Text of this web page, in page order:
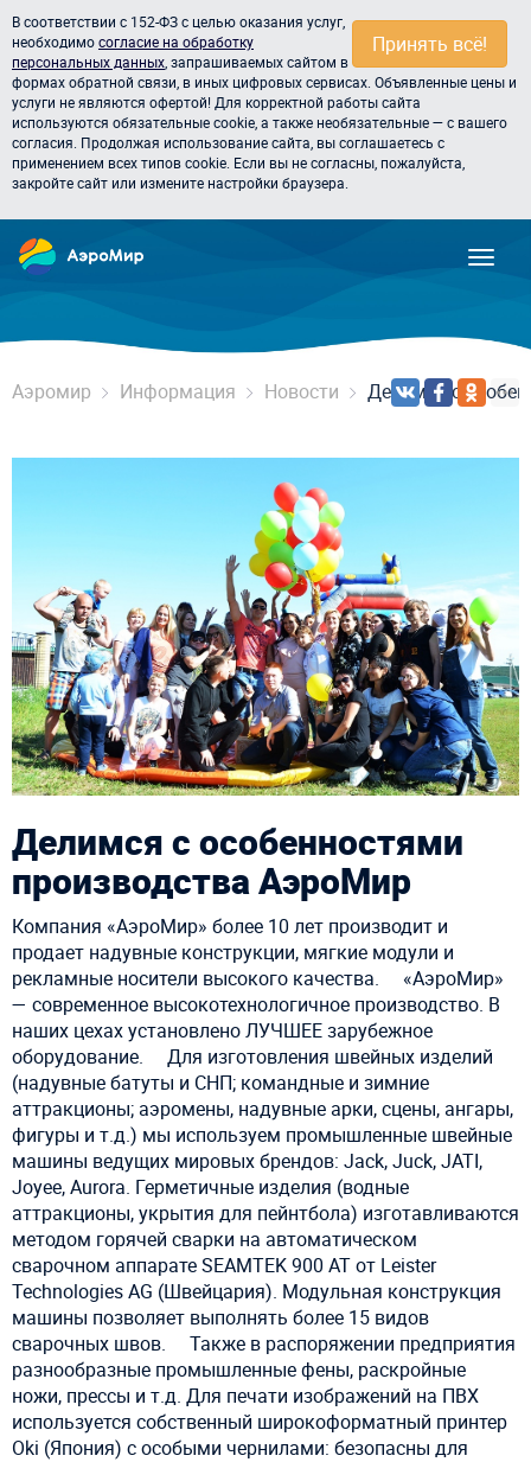
Принять всё!
В соответствии с 152-ФЗ с целью оказания услуг,
необходимосогласие на обработку
персональных данных , запрашиваемых сайтом в
формах обратной связи, в иных цифровых сервисах. Объявленные цены и
услуги не являются офертой! Для корректной работы сайта
используются обязательные cookie, а также необязательные — с вашего
согласия. Продолжая использование сайта, вы соглашаетесь с
применением всех типов cookie. Если вы не согласны, пожалуйста,
закройте сайт или измените настройки браузера.
Аэромир Информация Новости Делимся с
Делимся с особенностями
производства АэроМир
Компания «АэроМир» более 10 лет производит и
продает надувные конструкции, мягкие модули и
рекламные носители высокого качества. ⠀ «АэроМир»
— современное высокотехнологичное производство. В
наших цехах установлено ЛУЧШЕЕ зарубежное
оборудование. ⠀ Для изготовления швейных изделий
(надувные батуты и СНП; командные и зимние
аттракционы; аэромены, надувные арки, сцены, ангары,
фигуры и т.д.) мы используем промышленные швейные
машины ведущих мировых брендов: Jack, Juck, JATI,
Joyee, Aurora. Герметичные изделия (водные
аттракционы, укрытия для пейнтбола) изготавливаются
методом горячей сварки на автоматическом
сварочном аппарате SEAMTEK 900 AT от Leister
Technologies AG (Швейцария). Модульная конструкция
машины позволяет выполнять более 15 видов
сварочных швов. ⠀ Также в распоряжении предприятия
разнообразные промышленные фены, раскройные
ножи, прессы и т.д. Для печати изображений на ПВХ
используется собственный широкоформатный принтер
Oki (Япония) с особыми чернилами: безопасны для